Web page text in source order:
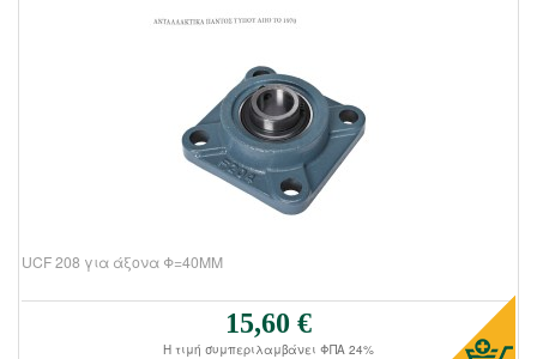
UCF 208 για άξονα Φ=40ΜΜ
15,60 €
Η τιμή συμπεριλαμβάνει ΦΠΑ 24%